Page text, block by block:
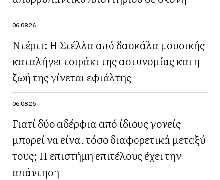
06.08.26
Ντέρτι: Η Στέλλα από δασκάλα μουσικής
καταλήγει τσιράκι της αστυνομίας και η
ζωή της γίνεται εφιάλτης
06.08.26
Γιατί δύο αδέρφια από ίδιους γονείς
μπορεί να είναι τόσο διαφορετικά μεταξύ
τους; Η επιστήμη επιτέλους έχει την
απάντηση